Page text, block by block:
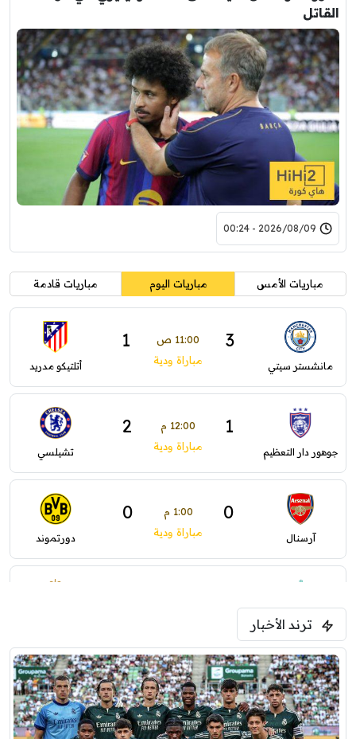
القاتل
2026/08/09 - 00:24
مباريات الأمس مباريات اليوم مباريات قادمة
مانشستر سيتي
3 11:00 ص 1
مباراة ودية أتلتيكو مدريد
جوهور دار التعظيم
1 12:00 م 2
مباراة ودية تشيلسي
آرسنال
0 1:00 م 0
مباراة ودية دورتموند
ليفربول
ترند الأخبار